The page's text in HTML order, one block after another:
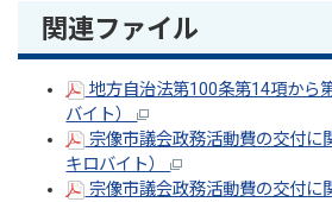
関連ファイル
地方自治法第100条第14項から
バイト）
宗像市議会政務活動費の交付に
キロバイト）
宗像市議会政務活動費の交付に